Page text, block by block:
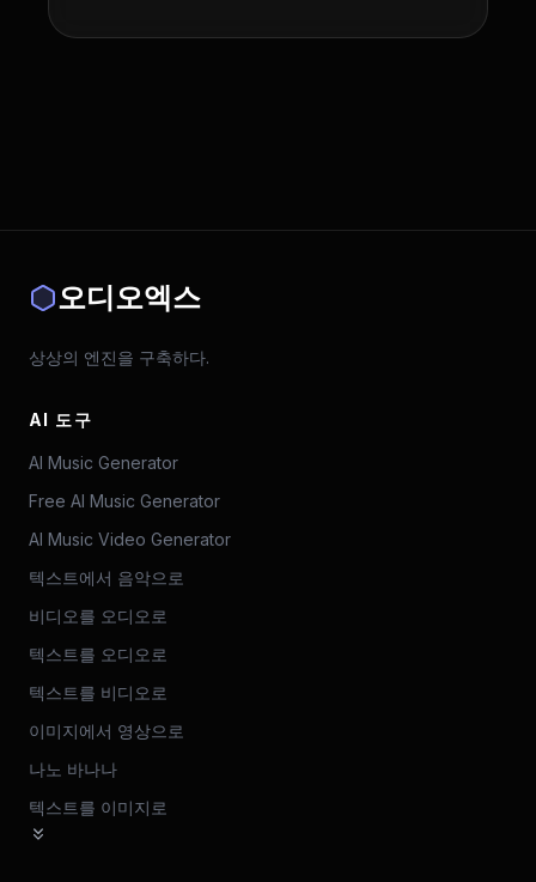
오디오엑스
상상의 엔진을 구축하다.
AI 도구
AI Music Generator
Free AI Music Generator
AI Music Video Generator
텍스트에서 음악으로
비디오를 오디오로
텍스트를 오디오로
텍스트를 비디오로
이미지에서 영상으로
나노 바나나
텍스트를 이미지로